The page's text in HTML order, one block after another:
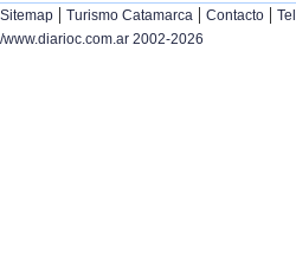
Sitemap | Turismo Catamarca | Contacto |
/www.diarioc.com.ar 2002-2026